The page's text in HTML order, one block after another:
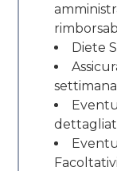
Diete
Facoltativi